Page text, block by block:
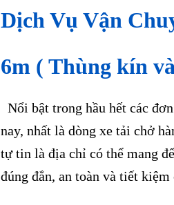
Dịch Vụ Vận
6m ( Thùng kín
Nổi bật trong hầu hết các
nay, nhất là dòng xe tải chở
tự tin là địa chỉ có thể mang
đúng đắn, an toàn và tiết